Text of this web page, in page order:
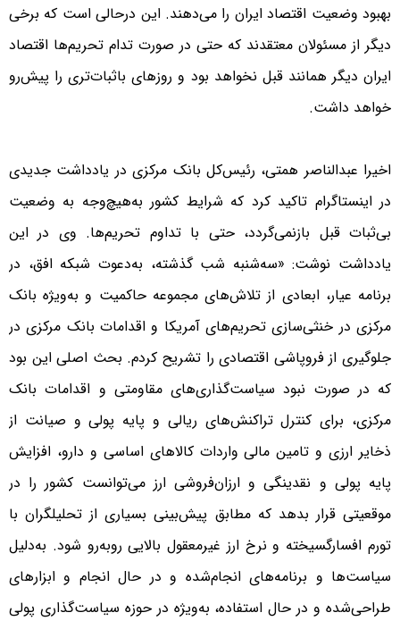
بهبود وضعیت اقتصاد ایران را می‌دهند. این درحالی است که برخی
دیگر از مسئولان معتقدند که حتی در صورت تدام تحریم‌ها اقتصاد
ایران دیگر همانند قبل نخواهد بود و روزهای باثبات‌تری را پیش‌رو
خواهد داشت.
اخیرا عبدالناصر همتی، رئیس‌کل بانک مرکزی در یادداشت جدیدی
در اینستاگرام تاکید کرد که شرایط کشور به‌هیچ‌وجه به وضعیت
بی‌ثبات قبل بازنمی‌گردد، حتی با تداوم تحریم‌ها. وی در این
یادداشت نوشت: «سه‌شنبه‌ شب گذشته، به‌دعوت شبکه افق، در
برنامه عیار، ابعادی از تلاش‌های مجموعه حاکمیت و به‌ویژه بانک
مرکزی در خنثی‌سازی تحریم‌های آمریکا و اقدامات بانک مرکزی در
جلوگیری از فروپاشی اقتصادی را تشریح کردم. بحث اصلی این بود
که در صورت نبود سیاست‌گذاری‌های مقاومتی و اقدامات بانک
مرکزی، برای کنترل تراکنش‌های ریالی ‌و پایه پولی و صیانت از
ذخایر ارزی و تامین مالی واردات کالاهای اساسی و دارو، افزایش
پایه پولی و نقدینگی و ارزان‌فروشی ارز می‌توانست کشور را در
موقعیتی قرار بدهد که مطابق پیش‌بینى بسیارى از تحلیلگران با
تورم افسارگسیخته و‌ نرخ ارز غیرمعقول بالایی روبه‌رو شود. به‌دلیل
سیاست‌ها و برنامه‌های انجام‌شده و در حال انجام و ابزارهای
طراحی‌شده و در حال استفاده، به‌ویژه در حوزه سیاست‌گذاری پولی